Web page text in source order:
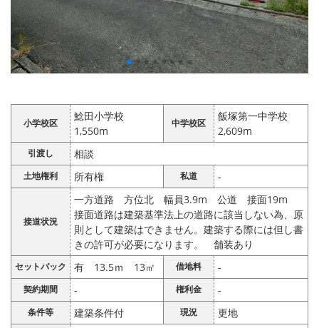
小学校区
鯰田小学校
1,550m
中学校区
飯塚第一中学校
2,609m
引渡し 相談
土地権利 所有権 私道 -
接道状況
一方道路 方位北 幅員3.9m 公道 接面19m
接面道路は建築基準法上の道路に該当しない為、原
則として建築はできません。建築する際には但し書
きの許可が必要になります。 舗装あり
セットバック 有 13.5ｍ 13㎡ 借地料 -
契約期間 - 権利金 -
条件等 建築条件付 現況 更地